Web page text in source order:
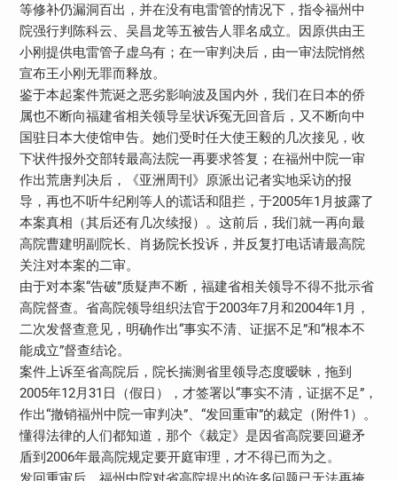
等修补仍漏洞百出，并在没有电雷管的情况下，指令福州中
院强行判陈科云、吴昌龙等五被告人罪名成立。因原供由王
小刚提供电雷管子虚乌有；在一审判决后，由一审法院悄然
宣布王小刚无罪而释放。
鉴于本起案件荒诞之恶劣影响波及国内外，我们在日本的侨
属也不断向福建省相关领导呈状诉冤无回音后，又不断向中
国驻日本大使馆申告。她们受时任大使王毅的几次接见，收
下状件报外交部转最高法院一再要求答复；在福州中院一审
作出荒唐判决后，《亚洲周刊》原派出记者实地采访的报
导，再也不听牛纪刚等人的谎话和阻拦，于2005年1月披露了
本案真相（其后还有几次续报）。这前后，我们就一再向最
高院曹建明副院长、肖扬院长投诉，并反复打电话请最高院
关注对本案的二审。
由于对本案“告破”质疑声不断，福建省相关领导不得不批示省
高院督查。省高院领导组织法官于2003年7月和2004年1月，
二次发督查意见，明确作出“事实不清、证据不足”和“根本不
能成立”督查结论。
案件上诉至省高院后，院长揣测省里领导态度暧昧，拖到
2005年12月31日（假日），才签署以“事实不清，证据不足”，
作出“撤销福州中院一审判决”、“发回重审”的裁定（附件1）。
懂得法律的人们都知道，那个《裁定》是因省高院要回避矛
盾到2006年最高院规定要开庭审理，才不得已而为之。